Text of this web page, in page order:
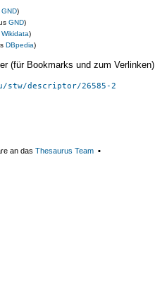
GND)
GND)
Wikidata)
DBpedia)
(für Bookmarks und zum Verlinken)
stw/descriptor/26585-2
an das Thesaurus Team ▪